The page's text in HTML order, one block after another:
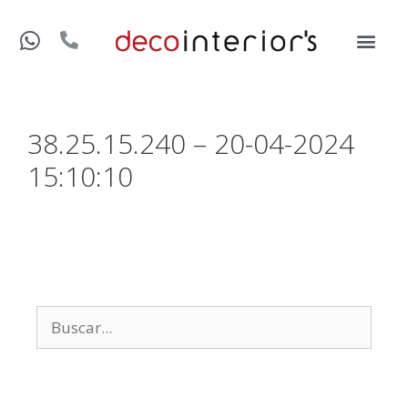
38.25.15.240 – 20-04-2024
15:10:10